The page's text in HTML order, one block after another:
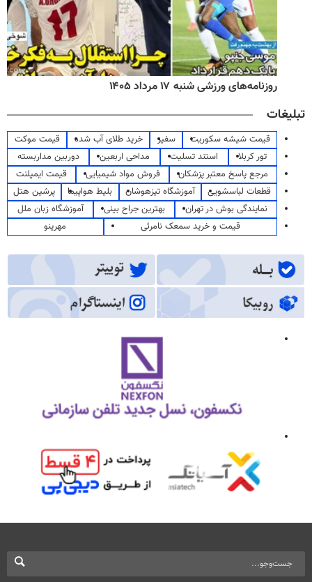
روزنامه‌های ورزشی شنبه ۱۷ مرداد ۱۴۰۵
تبلیغات
قیمت شیشه سکوریت سفیر خرید طلای آب شده
قیمت موکت
تور کربلا
استند تسلیت مداحی اربعین
دوربین مداربسته
مرجع پاسخ معتبر پزشکان
فروش مواد شیمیایی
قیمت ایمپلنت
قطعات لباسشویی
آموزشگاه تیزهوشان بلیط هواپیما
پرشین هتل
نمایندگی بوش در تهران
بهترین جراح بینی
آموزشگاه زبان ملل
قیمت و خرید سمعک نامرئی
مهرینو